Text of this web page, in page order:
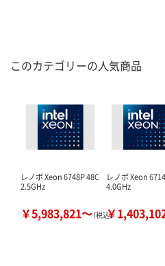
このカテゴリーの人気商品
レノボ Xeon 6748P 48C
2.5GHz
￥5,983,821～（税込）
レノボ Xeon
4.0GHz
￥